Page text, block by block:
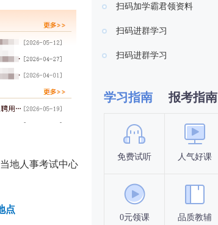
地人事考试中心
点
扫码加学霸君领资料
扫码进群学习
扫码进群学习
学习指南 报考指南
免费试听 人气好课
0元领课 品质教辅